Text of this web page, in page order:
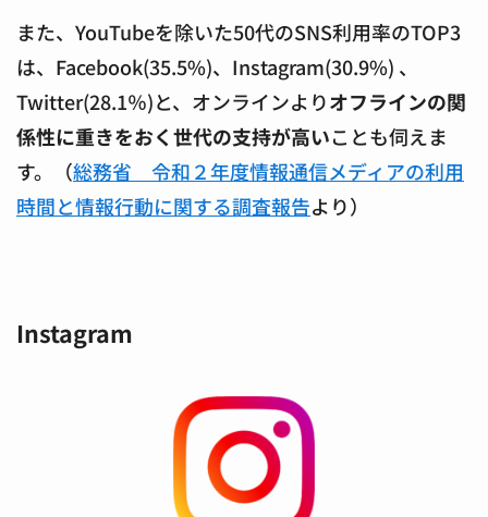
また、YouTubeを除いた50代のSNS利用率のTOP3
は、Facebook(35.5%)、Instagram(30.9%) 、
Twitter(28.1％)と、オンラインよりオフラインの関
係性に重きをおく世代の支持が高いことも伺えま
す。（総務省 令和２年度情報通信メディアの利用
時間と情報行動に関する調査報告より）
Instagram